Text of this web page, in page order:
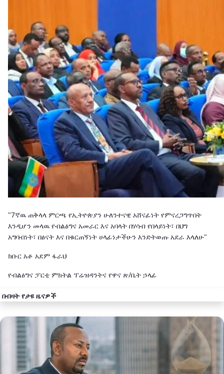
"7ኛዉ ጠቅላላ ምርጫ የኢትዮጵያን ሁለንተናዊ አሸናፊነት የምናረጋግጥበት
እንዲሆን መላዉ የብልፅግና አመራር እና አባላት በሃሳብ የበላይነት፣ በህግ
አግባብነት፣ በፅናት እና በቁርጠኝነት ሀላፊነታችሁን እንድትወጡ አደራ እላለሁ"
ክቡር አቶ አደም ፋራህ
የብልፅግና ፓርቲ ምክትል ፕሬዝዳንትና የዋና ጽ/ቤት ኃላፊ
በብዛት የታዩ ዜናዎች